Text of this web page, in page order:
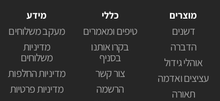
מוצרים
דשנים
הדברה
אוהלי גידול
עציצים ואדמה
תאורה
כללי
טיפים ומאמרים
בקרו אותנו
בסניף
צור קשר
הרשמה
מידע
מעקב משלוחים
מדיניות
משלוחים
מדיניות החלפות
מדיניות פרטיות